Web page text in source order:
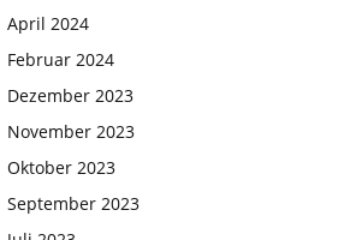
April 2024
Februar 2024
Dezember 2023
November 2023
Oktober 2023
September 2023